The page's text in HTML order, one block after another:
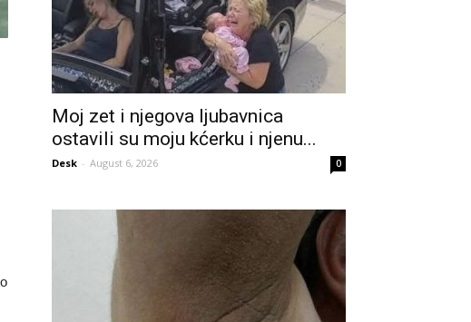
Moj zet i njegova ljubavnica
ostavili su moju kćerku i njenu...
Desk - August 6, 2026 0